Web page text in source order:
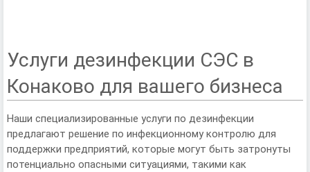
Услуги дезинфекции СЭС в
Конаково для вашего бизнеса
Наши специализированные услуги по дезинфекции
предлагают решение по инфекционному контролю для
поддержки предприятий, которые могут быть затронуты
потенциально опасными ситуациями, такими как